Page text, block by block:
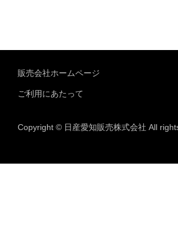
販売会社ホームページ
ご利用にあたって
Copyright © 日産愛知販売株式会社 All